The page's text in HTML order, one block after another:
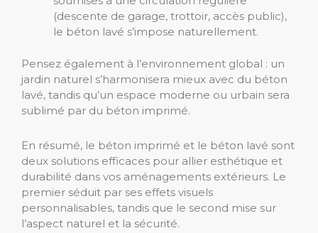
(descente de garage, trottoir, accès public),
le béton lavé s’impose naturellement.
Pensez également à l’environnement global : un
jardin naturel s’harmonisera mieux avec du béton
lavé, tandis qu’un espace moderne ou urbain sera
sublimé par du béton imprimé.
En résumé, le béton imprimé et le béton lavé sont
deux solutions efficaces pour allier esthétique et
durabilité dans vos aménagements extérieurs. Le
premier séduit par ses effets visuels
personnalisables, tandis que le second mise sur
l’aspect naturel et la sécurité.